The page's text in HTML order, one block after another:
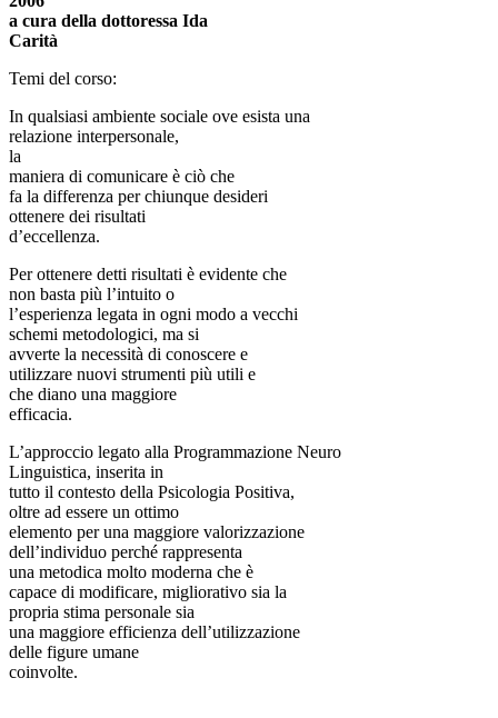
a cura della dottoressa Ida
Carità
Temi del corso:
In qualsiasi ambiente sociale ove esista una
relazione interpersonale,
la
maniera di comunicare è ciò che
fa la differenza per chiunque desideri
ottenere dei risultati
d’eccellenza.
Per ottenere detti risultati è evidente che
non basta più l’intuito o
l’esperienza legata in ogni modo a vecchi
schemi metodologici, ma si
avverte la necessità di conoscere e
utilizzare nuovi strumenti più utili e
che diano una maggiore
efficacia.
L’approccio legato alla Programmazione Neuro
Linguistica, inserita in
tutto il contesto della Psicologia Positiva,
oltre ad essere un ottimo
elemento per una maggiore valorizzazione
dell’individuo perché rappresenta
una metodica molto moderna che è
capace di modificare, migliorativo sia la
propria stima personale sia
una maggiore efficienza dell’utilizzazione
delle figure umane
coinvolte.